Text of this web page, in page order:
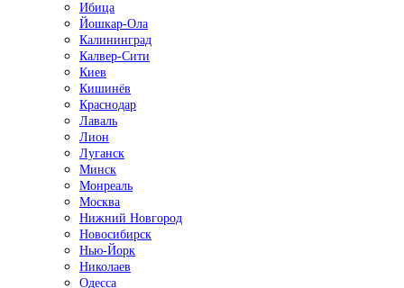
Ибица
Йошкар-Ола
Калининград
Калвер-Сити
Киев
Кишинёв
Краснодар
Лаваль
Лион
Луганск
Минск
Монреаль
Москва
Нижний Новгород
Новосибирск
Нью-Йорк
Николаев
Одесса